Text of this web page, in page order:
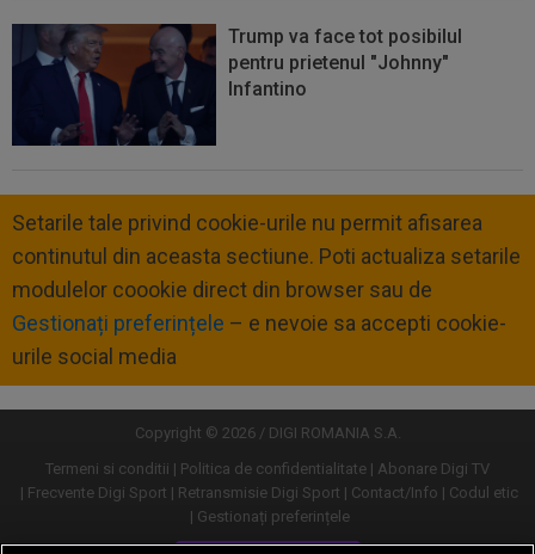
Trump va face tot posibilul
pentru prietenul "Johnny"
Infantino
Setarile tale privind cookie-urile nu permit afisarea
continutul din aceasta sectiune. Poti actualiza setarile
modulelor coookie direct din browser sau de
Gestionați preferințele – e nevoie sa accepti cookie-
urile social media
Copyright © 2026 / DIGI ROMANIA S.A.
Termeni si conditii
Politica de confidentialitate
Abonare Digi TV
Frecvente Digi Sport
Retransmisie Digi Sport Contact/Info
Codul etic
Gestionați preferințele